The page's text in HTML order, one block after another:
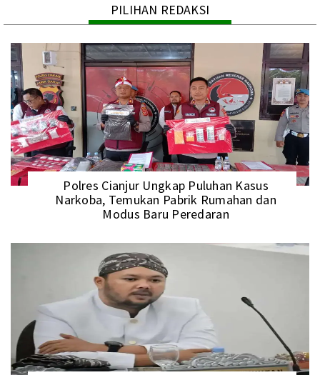
PILIHAN REDAKSI
Polres Cianjur Ungkap Puluhan Kasus
Narkoba, Temukan Pabrik Rumahan dan
Modus Baru Peredaran